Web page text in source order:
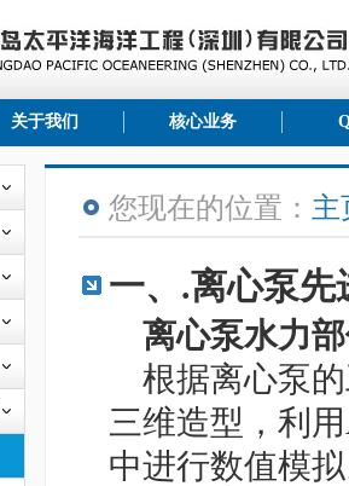
关于我们 核心业务
您现在的位置： 主
一、.离心泵先
离心泵水力部
根据离心泵的
三维造型，利
中进行数值模